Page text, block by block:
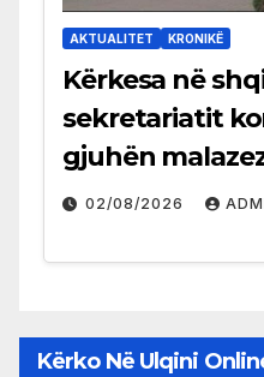
AKTUALITET KRONIKË
Kërkesa në
sekretariatit
gjuhën
02/08/2026
Kërko Në Ulqini